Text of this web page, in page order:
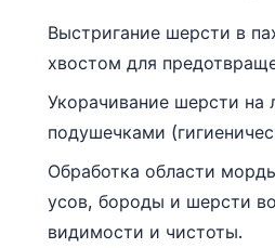
Выстригание шерсти в
хвостом для
Укорачивание шерсти на
подушечками
Обработка области
усов, бороды и шерсти
видимости и чистоты.